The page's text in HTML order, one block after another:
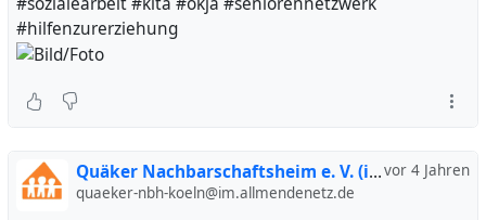
#hilfenzurerziehung
vor 4 Jahren
Quäker Nachbarschaftsheim e. V. (inoffiziell)
quaeker-nbh-koeln@im.allmendenetz.de